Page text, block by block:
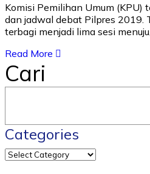
Komisi Pemilihan Umum
dan jadwal debat Pilpres 2019.
terbagi menjadi lima sesi
Read More
Cari
Categories